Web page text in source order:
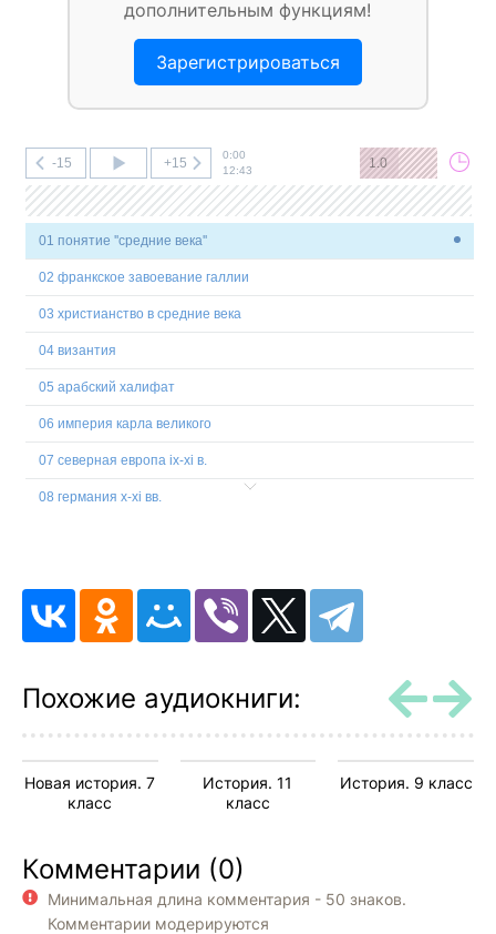
дополнительным функциям!
Зарегистрироваться
-15 +15
0:00
12:43
1.0
01 понятие ''средние века''
02 франкское завоевание галлии
03 христианство в средние века
04 византия
05 арабский халифат
06 империя карла великого
07 северная европа ix-xi в.
08 германия x-xi вв.
11 средневековая культура западной европы v-xv вв
12 англия xi-xii вв
14 столетняя война. война алой и белой розы.
16 восточные славяне
18 русские земли и княжества в xii-xiii вв. политическая
19 монголо-татарское нашествие. золотая орда.
Похожие аудиокниги:
Новая история. 7
класс
История. 11
класс
История. 9 класс
Комментарии (0)
Минимальная длина комментария - 50 знаков.
Комментарии модерируются